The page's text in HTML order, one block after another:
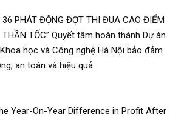
36 PHÁT ĐỘNG ĐỢT THI ĐUA CAO ĐIỂM
THẦN TỐC” Quyết tâm hoàn thành Dự án
học và Công nghệ Hà Nội bảo đảm
an toàn và hiệu quả
Year-On-Year Difference in Profit After